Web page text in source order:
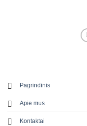
Pagrindinis
Apie mus
Kontaktai